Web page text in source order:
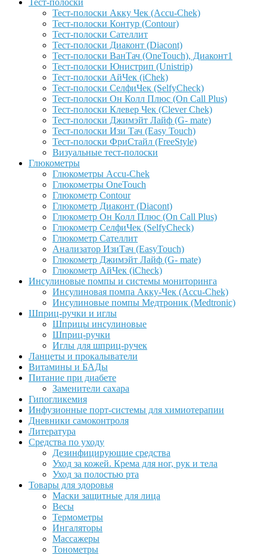
Тест-полоски
Тест-полоски Акку Чек (Accu-Chek)
Тест-полоски Контур (Contour)
Тест-полоски Сателлит
Тест-полоски Диаконт (Diacont)
Тест-полоски ВанТач (OneTouch), Диаконт1
Тест-полоски Юнистрип (Unistrip)
Тест-полоски АйЧек (iChek)
Тест-полоски СелфиЧек (SelfyCheck)
Тест-полоски Он Колл Плюс (On Call Plus)
Тест-полоски Клевер Чек (Clever Chek)
Тест-полоски Джимэйт Лайф (G- mate)
Тест-полоски Изи Тач (Easy Touch)
Тест-полоски ФриCтайл (FreeStyle)
Визуальные тест-полоски
Глюкометры
Глюкометры Accu-Сhek
Глюкометры OneTouch
Глюкометр Contour
Глюкометр Диаконт (Diacont)
Глюкометр Он Колл Плюс (On Call Plus)
Глюкометр СелфиЧек (SelfyCheck)
Глюкометр Сателлит
Анализатор ИзиТач (EasyTouch)
Глюкометр Джимэйт Лайф (G- mate)
Глюкометр АйЧек (iCheck)
Инсулиновые помпы и системы мониторинга
Инсулиновая помпа Акку-Чек (Accu-Chek)
Инсулиновые помпы Медтроник (Medtronic)
Шприц-ручки и иглы
Шприцы инсулиновые
Шприц-ручки
Иглы для шприц-ручек
Ланцеты и прокалыватели
Витамины и БАДы
Питание при диабете
Заменители сахара
Гипогликемия
Инфузионные порт-системы для химиотерапии
Дневники самоконтроля
Литература
Средства по уходу
Дезинфицирующие средства
Уход за кожей. Крема для ног, рук и тела
Уход за полостью рта
Товары для здоровья
Маски защитные для лица
Весы
Термометры
Ингаляторы
Массажеры
Тонометры